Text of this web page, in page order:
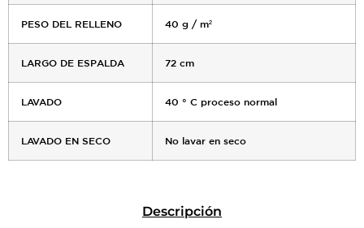
PESO DEL RELLENO 40 g / m²
LARGO DE ESPALDA 72 cm
LAVADO 40 ° C proceso normal
LAVADO EN SECO No lavar en seco
Descripción